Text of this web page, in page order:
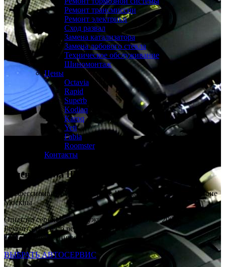
Ремонт трансмиссии
Ремонт электрики
Сход развал
Замена катализатора
Замена лобового стекла
Техническое обслуживание
Шиномонтаж
Цены
Octavia
Rapid
Superb
Kodiaq
Karoq
Yeti
Fabia
Roomster
Контакты
Замена маслаШкода Йети
Профессиональный автосервис Шкода Йети в каждом районе
Москвы
Опыт по сервису и обслуживанию SKODA с 2008 г
Ремонт строго по регламенту VAG
Только качественные запчасти
ВЫБРАТЬ АВТОСЕРВИС